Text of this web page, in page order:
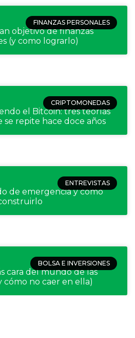
FINANZAS PERSONALES
objetivo de finanzas
(y como lograrlo)
CRIPTOMONEDAS
el Bitcoin: tres teorías
repite hace doce años
ENTREVISTAS
de emergencia y cómo
BOLSA E INVERSIONES
cara del mundo de las
cómo no caer en ella)